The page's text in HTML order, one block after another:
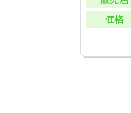
価格